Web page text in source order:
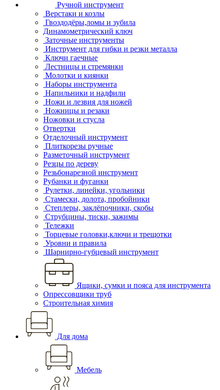
Ручной инструмент
Верстаки и козлы
Гвоздодёры,ломы и зубила
Динамометрический ключ
Заточные инструменты
Инструмент для гибки и резки металла
Ключи гаечные
Лестницы и стремянки
Молотки и киянки
Наборы инструмента
Напильники и надфили
Ножи и лезвия для ножей
Ножницы и резаки
Ножовки и стусла
Отвертки
Отделочный инструмент
Плиткорезы ручные
Разметочный инструмент
Резцы по дереву
Резьбонарезной инструмент
Рубанки и фуганки
Рулетки, линейки, угольники
Стамески, долота, пробойники
Степлеры, заклёпочники, скобы
Струбцины, тиски, зажимы
Тележки
Торцевые головки,ключи и трещотки
Уровни и правила
Шарнирно-губцевый инструмент
Ящики, сумки и пояса для инструмента
Опрессовщики труб
Строительная химия
Для дома
Мебель